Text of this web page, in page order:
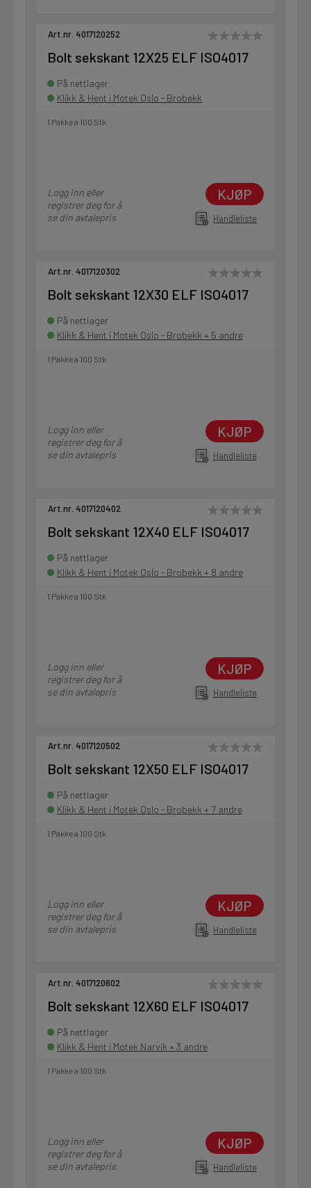
Art.nr. 4017120252
Bolt sekskant 12X25 ELF ISO4017
På nettlager
Klikk & Hent i Motek Oslo - Brobekk
1 Pakke a 100 Stk
Logg inn eller
registrer deg for å
se din avtalepris
KJØP
Handleliste
Art.nr. 4017120302
Bolt sekskant 12X30 ELF ISO4017
På nettlager
Klikk & Hent i Motek Oslo - Brobekk + 5 andre
1 Pakke a 100 Stk
Logg inn eller
registrer deg for å
se din avtalepris
KJØP
Handleliste
Art.nr. 4017120402
Bolt sekskant 12X40 ELF ISO4017
På nettlager
Klikk & Hent i Motek Oslo - Brobekk + 8 andre
1 Pakke a 100 Stk
Logg inn eller
registrer deg for å
se din avtalepris
KJØP
Handleliste
Art.nr. 4017120502
Bolt sekskant 12X50 ELF ISO4017
På nettlager
Klikk & Hent i Motek Oslo - Brobekk + 7 andre
1 Pakke a 100 Stk
Logg inn eller
registrer deg for å
se din avtalepris
KJØP
Handleliste
Art.nr. 4017120602
Bolt sekskant 12X60 ELF ISO4017
På nettlager
Klikk & Hent i Motek Narvik + 3 andre
1 Pakke a 100 Stk
Logg inn eller
registrer deg for å
se din avtalepris
KJØP
Handleliste